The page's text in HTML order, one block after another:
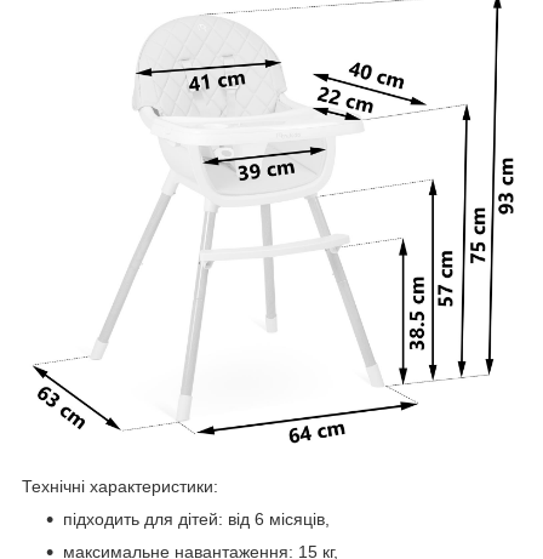
Технічні характеристики:
підходить для дітей: від 6 місяців,
максимальне навантаження: 15 кг,